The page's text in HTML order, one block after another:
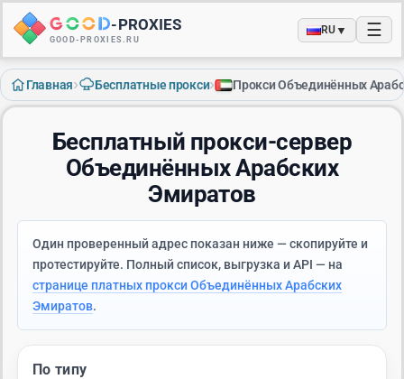
-PROXIES
GOOD-PROXIES.RU
RU▼ ☰
Главная› Бесплатные прокси› Прокси Объединённых
Бесплатный прокси-сервер
Объединённых Арабских
Эмиратов
Один проверенный адрес показан ниже — скопируйте и
протестируйте. Полный список, выгрузка и API — на
странице платных прокси Объединённых Арабских
Эмиратов.
По типу